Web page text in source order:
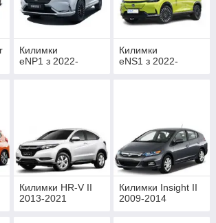
Килимки
eNP1 з 2022-
Килимки
eNS1 з 2022-
Килимки HR-V II
2013-2021
Килимки Insight II
2009-2014